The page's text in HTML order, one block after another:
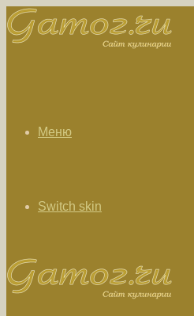
Меню
Switch skin